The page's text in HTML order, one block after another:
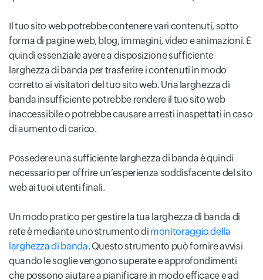
Il tuo sito web potrebbe contenere vari contenuti, sotto
forma di pagine web, blog, immagini, video e animazioni. È
quindi essenziale avere a disposizione sufficiente
larghezza di banda per trasferire i contenuti in modo
corretto ai visitatori del tuo sito web. Una larghezza di
banda insufficiente potrebbe rendere il tuo sito web
inaccessibile o potrebbe causare arresti inaspettati in caso
di aumento di carico.
Possedere una sufficiente larghezza di banda è quindi
necessario per offrire un’esperienza soddisfacente del sito
web ai tuoi utenti finali.
Un modo pratico per gestire la tua larghezza di banda di
rete è mediante uno strumento di monitoraggio della
larghezza di banda. Questo strumento può fornire avvisi
quando le soglie vengono superate e approfondimenti
che possono aiutare a pianificare in modo efficace e ad